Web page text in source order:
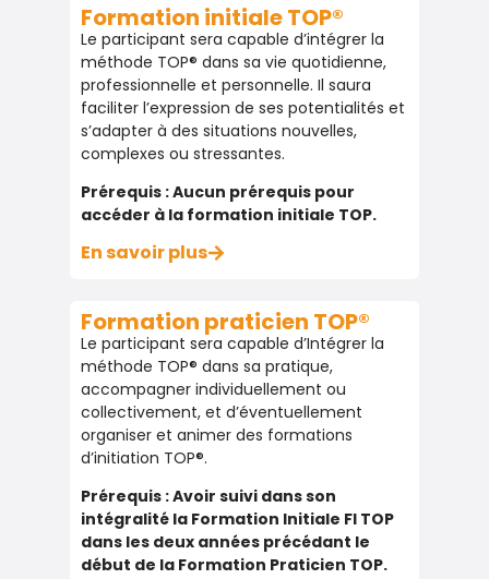
Formation initiale TOP®
Le participant sera capable d’intégrer la
méthode TOP® dans sa vie quotidienne,
professionnelle et personnelle. Il saura
faciliter l’expression de ses potentialités et
s’adapter à des situations nouvelles,
complexes ou stressantes.
Prérequis : Aucun prérequis pour
accéder à la formation initiale TOP.
En savoir plus
Formation praticien TOP®
Le participant sera capable d’Intégrer la
méthode TOP® dans sa pratique,
accompagner individuellement ou
collectivement, et d’éventuellement
organiser et animer des formations
d’initiation TOP®.
Prérequis : Avoir suivi dans son
intégralité la Formation Initiale FI TOP
dans les deux années précédant le
début de la Formation Praticien TOP.
Formation initiale TOP®
Le participant sera capable d’Intégrer la
méthode TOP® dans sa vie quotidienne,
professionnelle et personnelle, faciliter
l’expression de ses potentialités et
s’adapter à des situations nouvelles,
complexes ou stressantes.
Prérequis : Aucun prérequis pour
accéder à la formation initiale TOP.
En savoir plus
Formation praticien TOP®
Le participant sera capable d’Intégrer la
méthode TOP® dans sa pratique,
accompagner individuellement ou
collectivement, et éventuellement
organiser et animer des formations
Prérequis : Avoir suivi dans son
intégralité la Formation Initiale FI TOP
dans les deux années précédant le